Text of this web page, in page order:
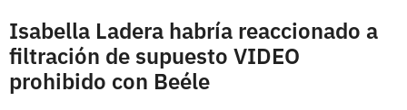
Isabella Ladera habría reaccionado a
filtración de supuesto VIDEO
prohibido con Beéle